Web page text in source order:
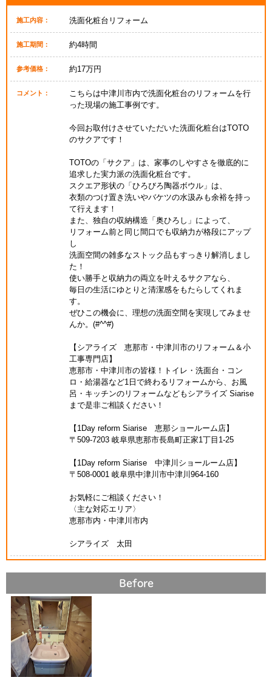
施工内容： 洗面化粧台リフォーム
施工期間： 約4時間
参考価格： 約17万円
コメント：
こちらは中津川市内で洗面化粧台のリフォームを行
った現場の施工事例です。
今回お取付けさせていただいた洗面化粧台はTOTO
のサクアです！
TOTOの「サクア」は、家事のしやすさを徹底的に
追求した実力派の洗面化粧台です。
スクエア形状の「ひろびろ陶器ボウル」は、
衣類のつけ置き洗いやバケツの水汲みも余裕を持っ
て行えます！
また、独自の収納構造「奥ひろし」によって、
リフォーム前と同じ間口でも収納力が格段にアップ
し
洗面空間の雑多なストック品もすっきり解消しまし
た！
使い勝手と収納力の両立を叶えるサクアなら、
毎日の生活にゆとりと清潔感をもたらしてくれま
す。
ぜひこの機会に、理想の洗面空間を実現してみませ
んか。(#^^#)
【シアライズ 恵那市・中津川市のリフォーム＆小
工事専門店】
恵那市・中津川市の皆様！トイレ・洗面台・コン
ロ・給湯器など1日で終わるリフォームから、お風
呂・キッチンのリフォームなどもシアライズ Siarise
まで是非ご相談ください！
【1Day reform Siarise 恵那ショールーム店】
〒509-7203 岐阜県恵那市長島町正家1丁目1-25
【1Day reform Siarise 中津川ショールーム店】
〒508-0001 岐阜県中津川市中津川964-160
お気軽にご相談ください！
〈主な対応エリア〉
恵那市内・中津川市内
シアライズ 太田
Before